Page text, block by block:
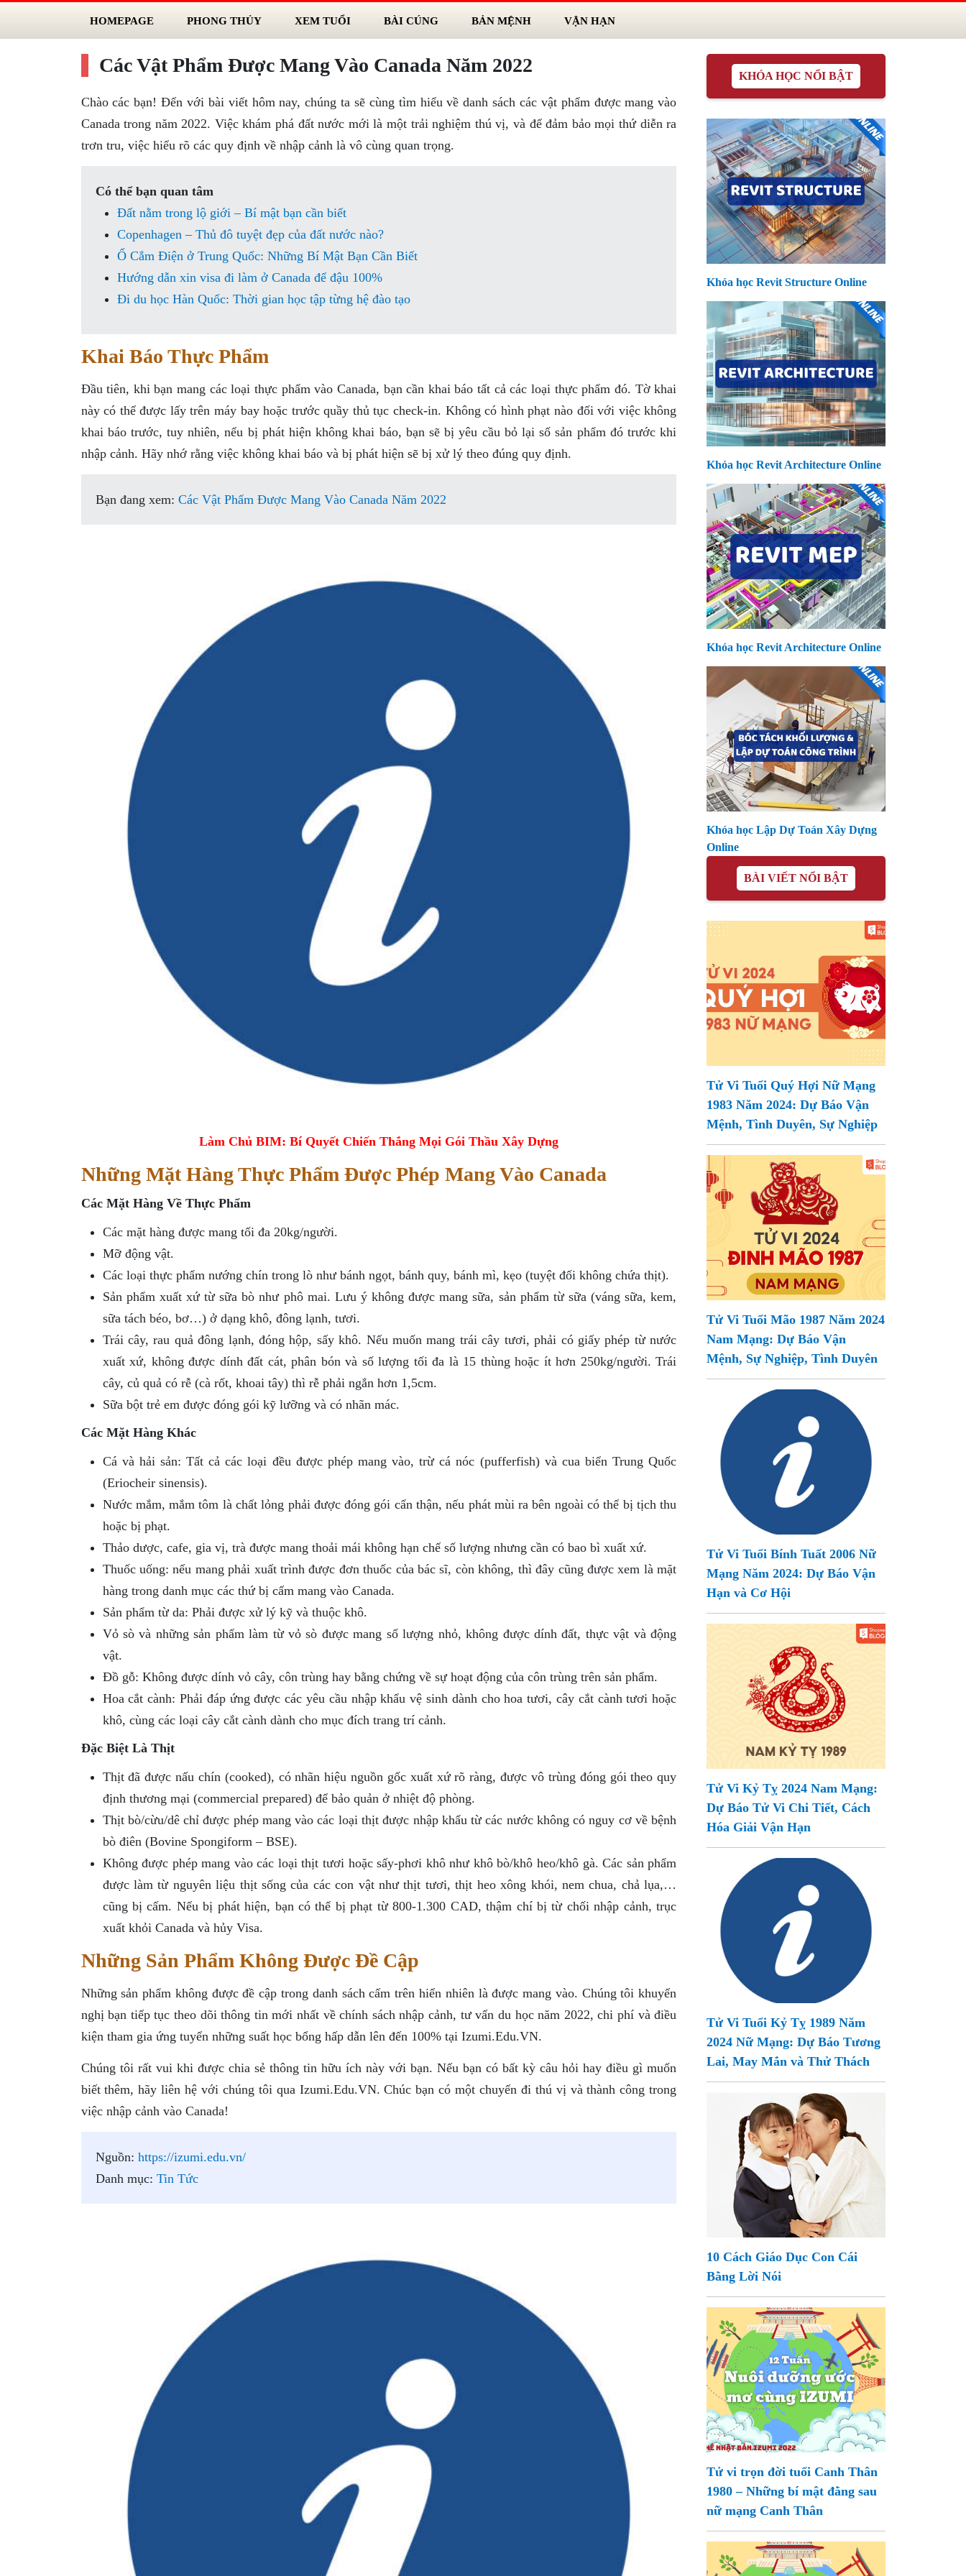
HOMEPAGE PHONG THỦY XEM TUỔI BÀI CÚNG BẢN MỆNH VẬN HẠN
Các Vật Phẩm Được Mang Vào Canada Năm 2022
Chào các bạn! Đến với bài viết hôm nay, chúng ta sẽ cùng tìm hiểu về danh sách các vật phẩm được mang vào
Canada trong năm 2022. Việc khám phá đất nước mới là một trải nghiệm thú vị, và để đảm bảo mọi thứ diễn ra
trơn tru, việc hiểu rõ các quy định về nhập cảnh là vô cùng quan trọng.
Có thể bạn quan tâm
Đất nằm trong lộ giới – Bí mật bạn cần biết
Copenhagen – Thủ đô tuyệt đẹp của đất nước nào?
Ổ Cắm Điện ở Trung Quốc: Những Bí Mật Bạn Cần Biết
Hướng dẫn xin visa đi làm ở Canada để đậu 100%
Đi du học Hàn Quốc: Thời gian học tập từng hệ đào tạo
Khai Báo Thực Phẩm
Đầu tiên, khi bạn mang các loại thực phẩm vào Canada, bạn cần khai báo tất cả các loại thực phẩm đó. Tờ khai
này có thể được lấy trên máy bay hoặc trước quầy thủ tục check-in. Không có hình phạt nào đối với việc không
khai báo trước, tuy nhiên, nếu bị phát hiện không khai báo, bạn sẽ bị yêu cầu bỏ lại số sản phẩm đó trước khi
nhập cảnh. Hãy nhớ rằng việc không khai báo và bị phát hiện sẽ bị xử lý theo đúng quy định.
Bạn đang xem: Các Vật Phẩm Được Mang Vào Canada Năm 2022
Làm Chủ BIM: Bí Quyết Chiến Thắng Mọi Gói Thầu Xây Dựng
Những Mặt Hàng Thực Phẩm Được Phép Mang Vào Canada
Các Mặt Hàng Về Thực Phẩm
Các mặt hàng được mang tối đa 20kg/người.
Mỡ động vật.
Các loại thực phẩm nướng chín trong lò như bánh ngọt, bánh quy, bánh mì, kẹo (tuyệt đối không chứa thịt).
Sản phẩm xuất xứ từ sữa bò như phô mai. Lưu ý không được mang sữa, sản phẩm từ sữa (váng sữa, kem,
sữa tách béo, bơ…) ở dạng khô, đông lạnh, tươi.
Trái cây, rau quả đông lạnh, đóng hộp, sấy khô. Nếu muốn mang trái cây tươi, phải có giấy phép từ nước
xuất xứ, không được dính đất cát, phân bón và số lượng tối đa là 15 thùng hoặc ít hơn 250kg/người. Trái
cây, củ quả có rễ (cà rốt, khoai tây) thì rễ phải ngắn hơn 1,5cm.
Sữa bột trẻ em được đóng gói kỹ lưỡng và có nhãn mác.
Các Mặt Hàng Khác
Cá và hải sản: Tất cả các loại đều được phép mang vào, trừ cá nóc (pufferfish) và cua biển Trung Quốc
(Eriocheir sinensis).
Nước mắm, mắm tôm là chất lỏng phải được đóng gói cẩn thận, nếu phát mùi ra bên ngoài có thể bị tịch thu
hoặc bị phạt.
Thảo dược, cafe, gia vị, trà được mang thoải mái không hạn chế số lượng nhưng cần có bao bì xuất xứ.
Thuốc uống: nếu mang phải xuất trình được đơn thuốc của bác sĩ, còn không, thì đây cũng được xem là mặt
hàng trong danh mục các thứ bị cấm mang vào Canada.
Sản phẩm từ da: Phải được xử lý kỹ và thuộc khô.
Vỏ sò và những sản phẩm làm từ vỏ sò được mang số lượng nhỏ, không được dính đất, thực vật và động
vật.
Đồ gỗ: Không được dính vỏ cây, côn trùng hay bằng chứng về sự hoạt động của côn trùng trên sản phẩm.
Hoa cắt cành: Phải đáp ứng được các yêu cầu nhập khẩu vệ sinh dành cho hoa tươi, cây cắt cành tươi hoặc
khô, cùng các loại cây cắt cành dành cho mục đích trang trí cảnh.
Đặc Biệt Là Thịt
Thịt đã được nấu chín (cooked), có nhãn hiệu nguồn gốc xuất xứ rõ ràng, được vô trùng đóng gói theo quy
định thương mại (commercial prepared) để bảo quản ở nhiệt độ phòng.
Thịt bò/cừu/dê chỉ được phép mang vào các loại thịt được nhập khẩu từ các nước không có nguy cơ về bệnh
bò điên (Bovine Spongiform – BSE).
Không được phép mang vào các loại thịt tươi hoặc sấy-phơi khô như khô bò/khô heo/khô gà. Các sản phẩm
được làm từ nguyên liệu thịt sống của các con vật như thịt tươi, thịt heo xông khói, nem chua, chả lụa,…
cũng bị cấm. Nếu bị phát hiện, bạn có thể bị phạt từ 800-1.300 CAD, thậm chí bị từ chối nhập cảnh, trục
xuất khỏi Canada và hủy Visa.
Những Sản Phẩm Không Được Đề Cập
Những sản phẩm không được đề cập trong danh sách cấm trên hiển nhiên là được mang vào. Chúng tôi khuyến
nghị bạn tiếp tục theo dõi thông tin mới nhất về chính sách nhập cảnh, tư vấn du học năm 2022, chi phí và điều
kiện tham gia ứng tuyển những suất học bổng hấp dẫn lên đến 100% tại Izumi.Edu.VN.
Chúng tôi rất vui khi được chia sẻ thông tin hữu ích này với bạn. Nếu bạn có bất kỳ câu hỏi hay điều gì muốn
biết thêm, hãy liên hệ với chúng tôi qua Izumi.Edu.VN. Chúc bạn có một chuyến đi thú vị và thành công trong
việc nhập cảnh vào Canada!
Nguồn: https://izumi.edu.vn/
Danh mục: Tin Tức
KHÓA HỌC NỔI BẬT
Khóa học Revit Structure Online
Khóa học Revit Architecture Online
Khóa học Revit Architecture Online
Khóa học Lập Dự Toán Xây Dựng
Online
BÀI VIẾT NỔI BẬT
Tử Vi Tuổi Quý Hợi Nữ Mạng
1983 Năm 2024: Dự Báo Vận
Mệnh, Tình Duyên, Sự Nghiệp
Tử Vi Tuổi Mão 1987 Năm 2024
Nam Mạng: Dự Báo Vận
Mệnh, Sự Nghiệp, Tình Duyên
Tử Vi Tuổi Bính Tuất 2006 Nữ
Mạng Năm 2024: Dự Báo Vận
Hạn và Cơ Hội
Tử Vi Kỷ Tỵ 2024 Nam Mạng:
Dự Báo Tử Vi Chi Tiết, Cách
Hóa Giải Vận Hạn
Tử Vi Tuổi Kỷ Tỵ 1989 Năm
2024 Nữ Mạng: Dự Báo Tương
Lai, May Mắn và Thử Thách
10 Cách Giáo Dục Con Cái
Bằng Lời Nói
Tử vi trọn đời tuổi Canh Thân
1980 – Những bí mật đằng sau
nữ mạng Canh Thân